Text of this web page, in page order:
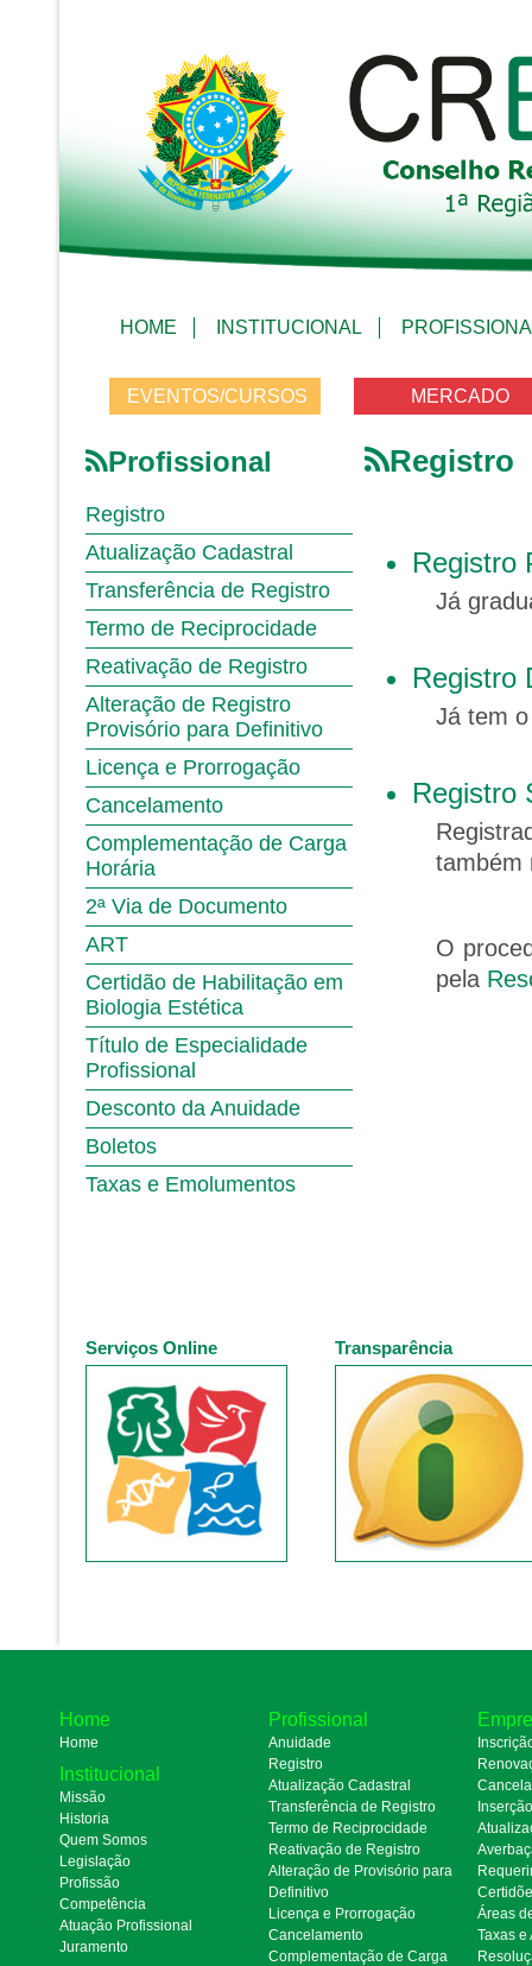
HOME INSTITUCIONAL
EVENTOS/CURSOS MERCADO
Profissional
Registro
Atualização Cadastral
Transferência de Registro
Termo de Reciprocidade
Reativação de Registro
Alteração de Registro
Provisório para Definitivo
Licença e Prorrogação
Cancelamento
Complementação de Carga
Horária
2ª Via de Documento
ART
Certidão de Habilitação em
Biologia Estética
Título de Especialidade
Profissional
Desconto da Anuidade
Boletos
Taxas e Emolumentos
Registro
Registro
Já
Registro
Já tem
Registro
também
O
pela
Serviços Online Transparência
Home
Home
Institucional
Missão
Historia
Quem Somos
Legislação
Profissão
Competência
Atuação Profissional
Juramento
Profissional
Anuidade
Registro
Atualização Cadastral
Transferência de Registro
Termo de Reciprocidade
Reativação de Registro
Alteração de Provisório para
Definitivo
Licença e Prorrogação
Cancelamento
Complementação de Carga
Áreas
Taxas e